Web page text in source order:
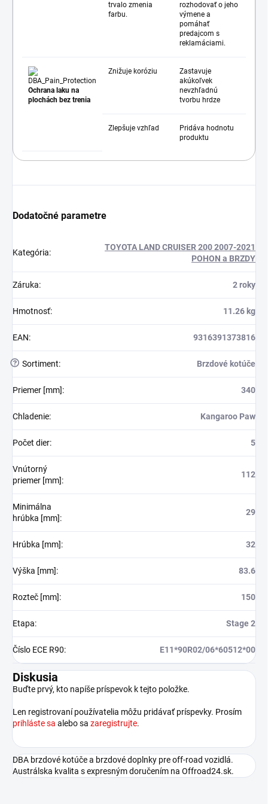
trvalo zmenia
farbu.
rozhodovať o jeho
výmene a
pomáhať
predajcom s
reklamáciami.
Ochrana laku na
plochách bez trenia
Znižuje koróziu
Zastavuje
akúkoľvek
nevzhľadnú
tvorbu hrdze
Zlepšuje vzhľad
Pridáva hodnotu
produktu
Dodatočné parametre
Kategória:
TOYOTA LAND CRUISER 200 2007-2021
POHON a BRZDY
Záruka: 2 roky
Hmotnosť: 11.26 kg
EAN: 9316391373816
? Sortiment: Brzdové kotúče
Priemer [mm]: 340
Chladenie: Kangaroo Paw
Počet dier: 5
Vnútorný
priemer [mm]:
112
Minimálna
hrúbka [mm]:
29
Hrúbka [mm]: 32
Výška [mm]: 83.6
Rozteč [mm]: 150
Etapa: Stage 2
Číslo ECE R90: E11*90R02/06*60512*00
Diskusia
Buďte prvý, kto napíše príspevok k tejto položke.
Len registrovaní používatelia môžu pridávať príspevky. Prosím
prihláste sa alebo sa zaregistrujte.
DBA brzdové kotúče a brzdové doplnky pre off-road vozidlá.
Austrálska kvalita s expresným doručením na Offroad24.sk.